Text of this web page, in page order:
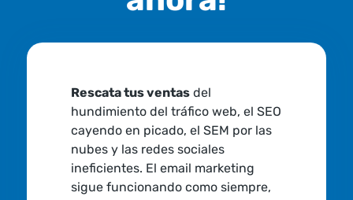
Rescata tus ventasdel
hundimiento del tráfico web, el SEO
cayendo en picado, el SEM por las
nubes y las redes sociales
ineficientes. El email marketing
sigue funcionando como siempre,